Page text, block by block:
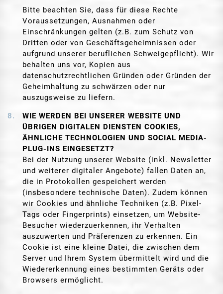
Bitte beachten Sie, dass für diese Rechte
Voraussetzungen, Ausnahmen oder
Einschränkungen gelten (z.B. zum Schutz von
Dritten oder von Geschäftsgeheimnissen oder
aufgrund unserer beruflichen Schweigepflicht). Wir
behalten uns vor, Kopien aus
datenschutzrechtlichen Gründen oder Gründen der
Geheimhaltung zu schwärzen oder nur
auszugsweise zu liefern.
WIE WERDEN BEI UNSERER WEBSITE UND
ÜBRIGEN DIGITALEN DIENSTEN COOKIES,
ÄHNLICHE TECHNOLOGIEN UND SOCIAL MEDIA-
PLUG-INS EINGESETZT?
Bei der Nutzung unserer Website (inkl. Newsletter
und weiterer digitaler Angebote) fallen Daten an,
die in Protokollen gespeichert werden
(insbesondere technische Daten). Zudem können
wir Cookies und ähnliche Techniken (z.B. Pixel-
Tags oder Fingerprints) einsetzen, um Website-
Besucher wiederzuerkennen, ihr Verhalten
auszuwerten und Präferenzen zu erkennen. Ein
Cookie ist eine kleine Datei, die zwischen dem
Server und Ihrem System übermittelt wird und die
Wiedererkennung eines bestimmten Geräts oder
Browsers ermöglicht.